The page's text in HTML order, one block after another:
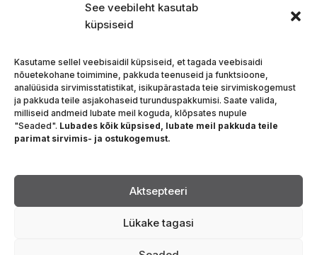
See veebileht kasutab
küpsiseid
Kasutame sellel veebisaidil küpsiseid, et tagada veebisaidi
nõuetekohane toimimine, pakkuda teenuseid ja funktsioone,
analüüsida sirvimisstatistikat, isikupärastada teie sirvimiskogemust
ja pakkuda teile asjakohaseid turunduspakkumisi. Saate valida,
milliseid andmeid lubate meil koguda, klõpsates nupule
"Seaded". Lubades kõik küpsised, lubate meil pakkuda teile
parimat sirvimis- ja ostukogemust.
Aktsepteeri
Lükake tagasi
Teave klientidele
Kaupade tarnimine
Kaupade tagastamine
Tingimused ja eeskirjad
Privaatsuspoliitika
Meie kohta
Keel